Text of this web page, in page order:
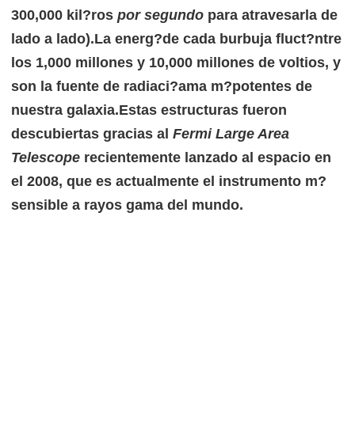
300,000 kil?ros por segundo para atravesarla de
lado a lado).La energ?de cada burbuja fluct?ntre
los 1,000 millones y 10,000 millones de voltios, y
son la fuente de radiaci?ama m?potentes de
nuestra galaxia.Estas estructuras fueron
descubiertas gracias al Fermi Large Area
Telescope recientemente lanzado al espacio en
el 2008, que es actualmente el instrumento m?
sensible a rayos gama del mundo.